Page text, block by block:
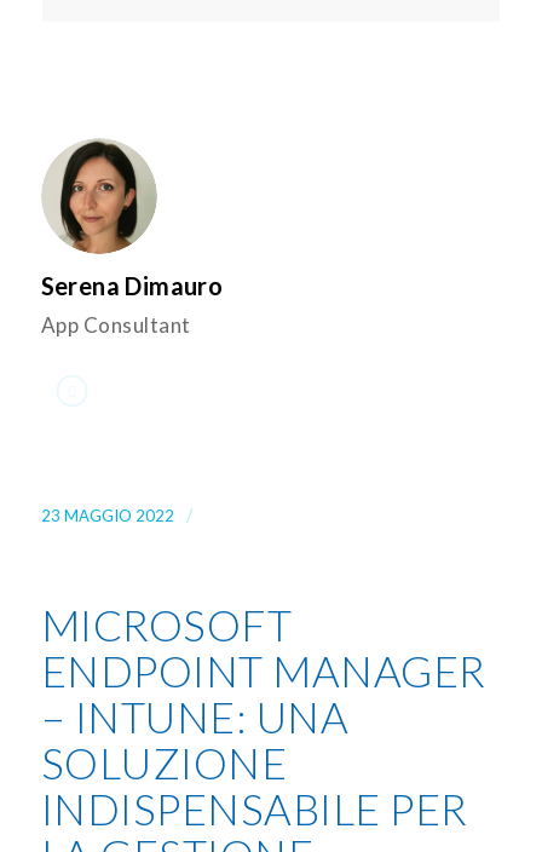
Serena Dimauro
App Consultant
23 MAGGIO 2022 /
MICROSOFT
ENDPOINT MANAGER
– INTUNE: UNA
SOLUZIONE
INDISPENSABILE PER